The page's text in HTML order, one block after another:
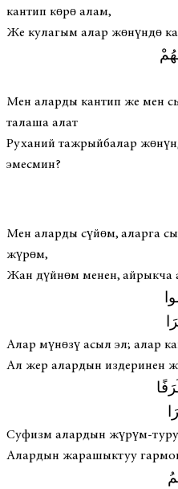
кантип көрө алам,
Же кулагым алар жөнүндө
Мен аларды кантип же мен
талаша алат
Руханий тажрыйбалар
эмесмин?
Мен аларды сүйөм, аларга
жүрөм,
Жан дүйнөм менен, айрыкча
Алар мүнөзү асыл эл; алар
Ал жер алардын издеринен
Суфизм алардын жүрүм-
Алардын жарашыктуу